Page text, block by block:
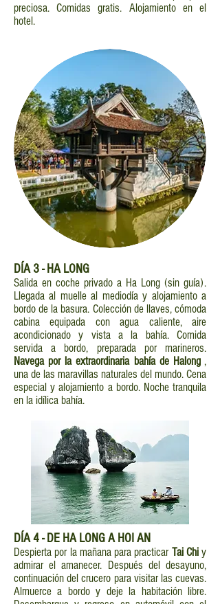
preciosa. Comidas gratis. Alojamiento en el
hotel.
DÍA 3 - HA LONG
Salida en coche privado a Ha Long (sin guía).
Llegada al muelle al mediodía y alojamiento a
bordo de la basura. Colección de llaves, cómoda
cabina equipada con agua caliente, aire
acondicionado y vista a la bahía. Comida
servida a bordo, preparada por marineros.
Navega por la extraordinaria bahía de Halong,
una de las maravillas naturales del mundo. Cena
especial y alojamiento a bordo. Noche tranquila
en la idílica bahía.
DÍA4 - DE HA LONG A HOI AN
Despierta por la mañana para practicar Tai Chiy
admirar el amanecer. Después del desayuno,
continuación del crucero para visitar las cuevas.
Almuerce a bordo y deje la habitación libre.